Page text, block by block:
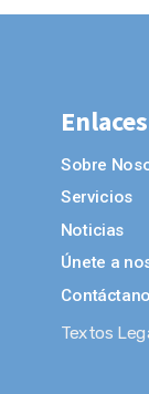
Sobre
Servicios
Noticias
Únete a
Textos